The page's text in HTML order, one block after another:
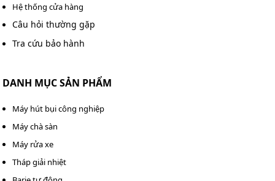
Hệ thống cửa hàng
Câu hỏi thường gặp
Tra cứu bảo hành
DANH MỤC SẢN PHẨM
Máy hút bụi công nghiệp
Máy chà sàn
Máy rửa xe
Tháp giải nhiệt